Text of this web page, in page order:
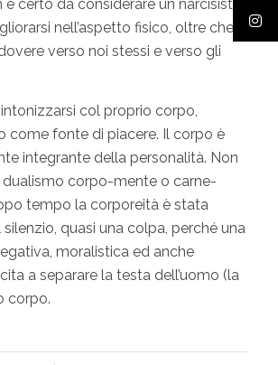
è certo da considerare un narcisista
nell’aspetto fisico, oltre che
verso noi stessi e verso gli
col proprio corpo,
come fonte di piacere. Il corpo è
integrante della personalità. Non
dualismo corpo-mente o carne-
tempo la corporeità è stata
quasi una colpa, perché una
moralistica ed anche
a separare la testa dell’uomo (la
corpo.